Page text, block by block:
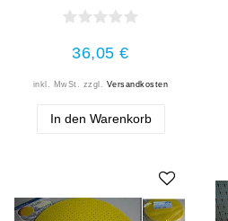
36,05 €
inkl. MwSt. zzgl. Versandkosten
In den Warenkorb